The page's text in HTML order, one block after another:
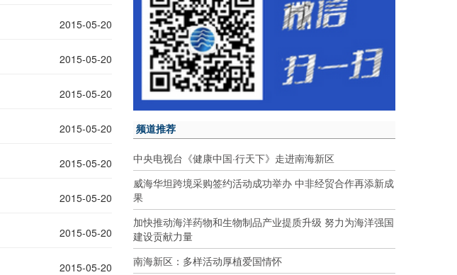
2015-05-20
2015-05-20
2015-05-20
2015-05-20
2015-05-20
2015-05-20
2015-05-20
2015-05-20
频道推荐
中央电视台《健康中国·行天下》走进南海新区
威海华坦跨境采购签约活动成功举办 中非经贸合作再添新成
果
加快推动海洋药物和生物制品产业提质升级 努力为海洋强国
建设贡献力量
南海新区：多样活动厚植爱国情怀